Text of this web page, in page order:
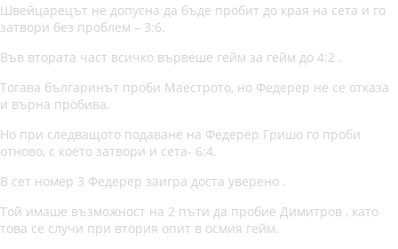
Швейцарецът не допусна да бъде пробит до края на сета и го
затвори без проблем – 3:6.
Във втората част всичко вървеше гейм за гейм до 4:2 .
Тогава българинът проби Маестрото, но Федерер не се отказа
и върна пробива.
Но при следващото подаване на Федерер Гришо го проби
отново, с което затвори и сета- 6:4.
В сет номер 3 Федерер заигра доста уверено .
Той имаше възможност на 2 пъти да пробие Димитров , като
това се случи при втория опит в осмия гейм.